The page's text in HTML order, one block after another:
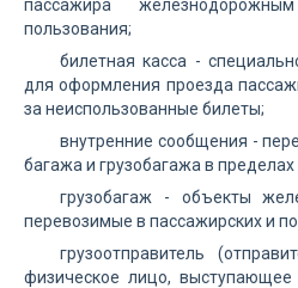
пассажира
пользования;
билетная касса -
для оформления проезда
за неиспользованные билеты;
внутренние сообщения -
багажа и грузобагажа в
грузобагаж - объекты
перевозимые в пассажирских и
грузоотправитель
физическое лицо,